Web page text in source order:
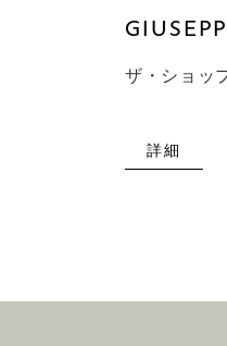
ザ・ショッ
詳細